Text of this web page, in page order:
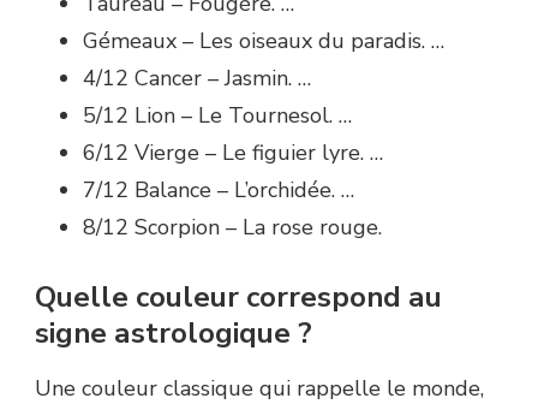
Gémeaux – Les oiseaux du paradis. …
4/12 Cancer – Jasmin. …
5/12 Lion – Le Tournesol. …
6/12 Vierge – Le figuier lyre. …
7/12 Balance – L’orchidée. …
8/12 Scorpion – La rose rouge.
Quelle couleur correspond au
signe astrologique ?
Une couleur classique qui rappelle le monde,